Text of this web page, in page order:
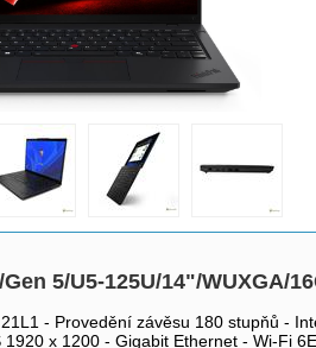
5/U5-125U/14"/WUXGA/
- Provedění závěsu 180 stupňů -
x 1200 - Gigabit Ethernet - Wi-Fi